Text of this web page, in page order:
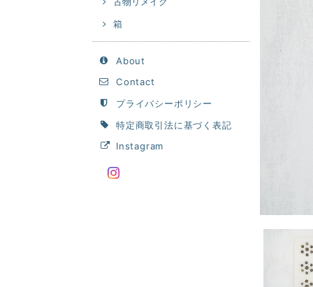
箱
About
Contact
プライバシーポリシー
特定商取引法に基づく表記
Instagram